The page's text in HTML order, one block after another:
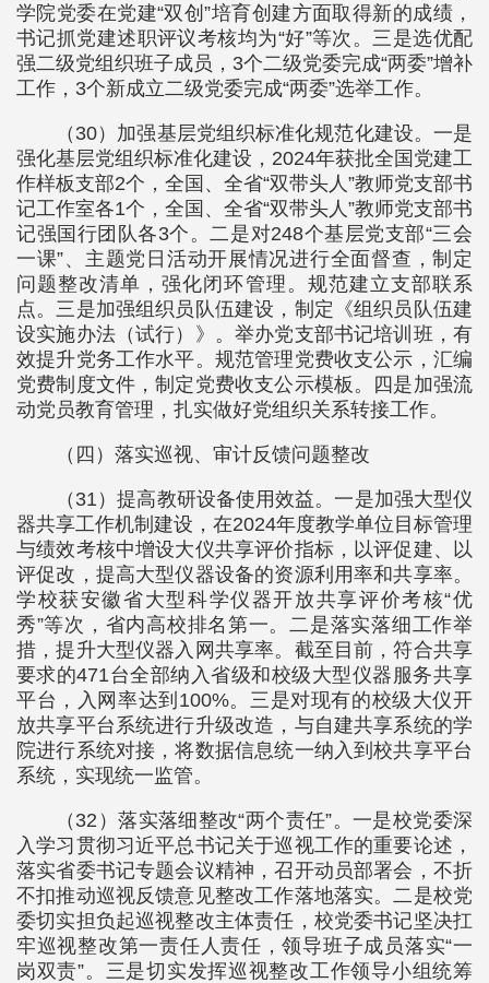
学院党委在党建“双创”培育创建方面取得新的成绩，
书记抓党建述职评议考核均为“好”等次。三是选优配
强二级党组织班子成员，3个二级党委完成“两委”增补
工作，3个新成立二级党委完成“两委”选举工作。
（30）加强基层党组织标准化规范化建设。一是
强化基层党组织标准化建设，2024年获批全国党建工
作样板支部2个，全国、全省“双带头人”教师党支部书
记工作室各1个，全国、全省“双带头人”教师党支部书
记强国行团队各3个。二是对248个基层党支部“三会
一课”、主题党日活动开展情况进行全面督查，制定
问题整改清单，强化闭环管理。规范建立支部联系
点。三是加强组织员队伍建设，制定《组织员队伍建
设实施办法（试行）》。举办党支部书记培训班，有
效提升党务工作水平。规范管理党费收支公示，汇编
党费制度文件，制定党费收支公示模板。四是加强流
动党员教育管理，扎实做好党组织关系转接工作。
（四）落实巡视、审计反馈问题整改
（31）提高教研设备使用效益。一是加强大型仪
器共享工作机制建设，在2024年度教学单位目标管理
与绩效考核中增设大仪共享评价指标，以评促建、以
评促改，提高大型仪器设备的资源利用率和共享率。
学校获安徽省大型科学仪器开放共享评价考核“优
秀”等次，省内高校排名第一。二是落实落细工作举
措，提升大型仪器入网共享率。截至目前，符合共享
要求的471台全部纳入省级和校级大型仪器服务共享
平台，入网率达到100%。三是对现有的校级大仪开
放共享平台系统进行升级改造，与自建共享系统的学
院进行系统对接，将数据信息统一纳入到校共享平台
系统，实现统一监管。
（32）落实落细整改“两个责任”。一是校党委深
入学习贯彻习近平总书记关于巡视工作的重要论述，
落实省委书记专题会议精神，召开动员部署会，不折
不扣推动巡视反馈意见整改工作落地落实。二是校党
委切实担负起巡视整改主体责任，校党委书记坚决扛
牢巡视整改第一责任人责任，领导班子成员落实“一
岗双责”。三是切实发挥巡视整改工作领导小组统筹